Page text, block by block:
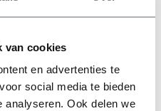
van cookies
en advertenties te
social media te bieden
analyseren. Ook delen we